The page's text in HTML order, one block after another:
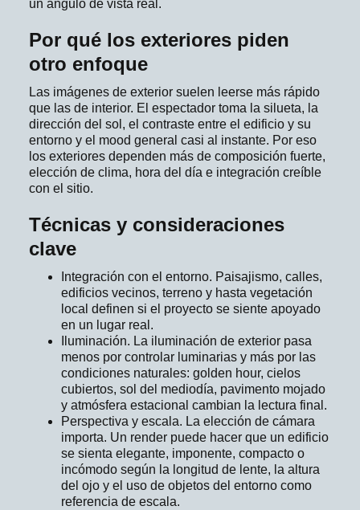
un ángulo de vista real.
Por qué los exteriores piden
otro enfoque
Las imágenes de exterior suelen leerse más rápido
que las de interior. El espectador toma la silueta, la
dirección del sol, el contraste entre el edificio y su
entorno y el mood general casi al instante. Por eso
los exteriores dependen más de composición fuerte,
elección de clima, hora del día e integración creíble
con el sitio.
Técnicas y consideraciones
clave
Integración con el entorno. Paisajismo, calles,
edificios vecinos, terreno y hasta vegetación
local definen si el proyecto se siente apoyado
en un lugar real.
Iluminación. La iluminación de exterior pasa
menos por controlar luminarias y más por las
condiciones naturales: golden hour, cielos
cubiertos, sol del mediodía, pavimento mojado
y atmósfera estacional cambian la lectura final.
Perspectiva y escala. La elección de cámara
importa. Un render puede hacer que un edificio
se sienta elegante, imponente, compacto o
incómodo según la longitud de lente, la altura
del ojo y el uso de objetos del entorno como
referencia de escala.